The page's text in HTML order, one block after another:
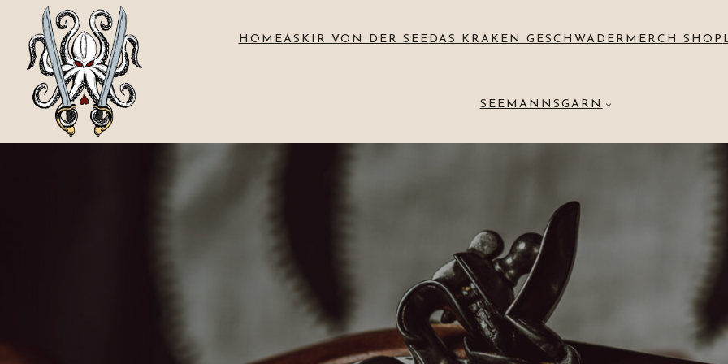
HOMEASKIR VON DER SEE DAS KRAKEN GESCHWADER MERCH SHOP
SEEMANNSGARN